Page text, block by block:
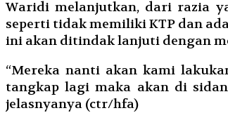
Waridi melanjutkan, dari razia
seperti tidak memiliki KTP dan
ini akan ditindak lanjuti dengan
“Mereka nanti akan kami
tangkap lagi maka akan di
jelasnyanya (ctr/hfa)